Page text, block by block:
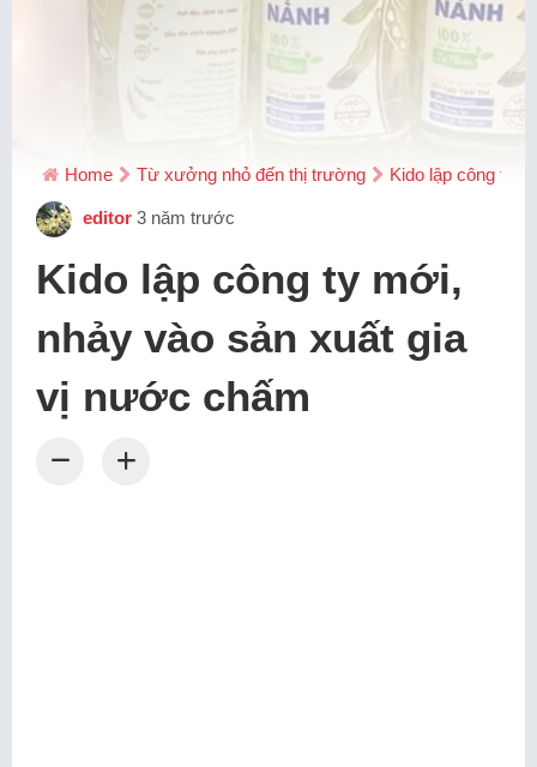
Home Từ xưởng nhỏ đến thị trường Kido lập công ty
editor 3 năm trước
Kido lập công ty mới,
nhảy vào sản xuất gia
vị nước chấm